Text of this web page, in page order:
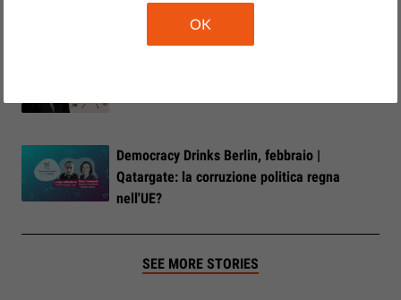
Democracy Drinks Berlin, febbraio |
Qatargate: la corruzione politica regna
nell'UE?
SEE MORE STORIES
OK